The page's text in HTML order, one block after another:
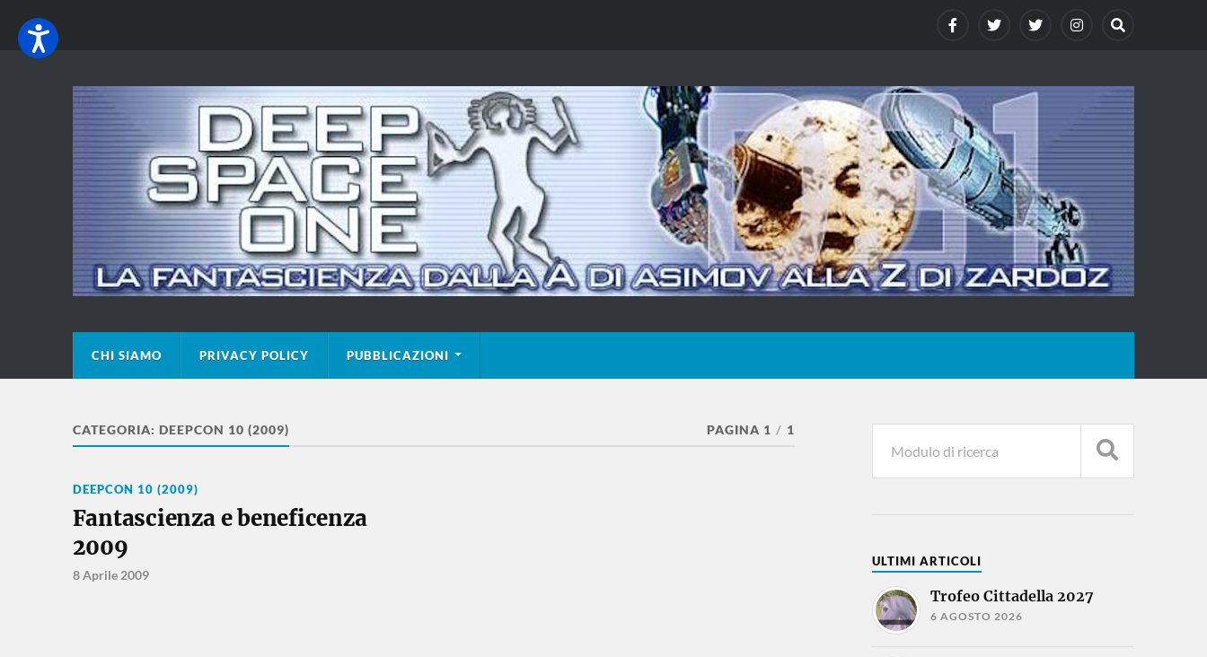
CHI SIAMO PRIVACY POLICY PUBBLICAZIONI
CATEGORIA: DEEPCON 10 (2009) PAGINA 1 / 1
DEEPCON 10 (2009)
Fantascienza e beneficenza
2009
8 Aprile 2009
ULTIMI ARTICOLI
Trofeo Cittadella 2027
6 AGOSTO 2026